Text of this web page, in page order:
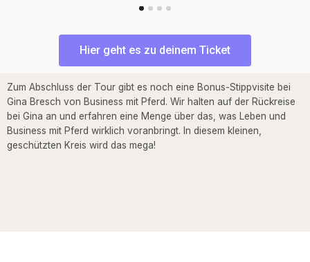
Hier geht es zu deinem Ticket
Zum Abschluss der Tour gibt es noch eine Bonus-Stippvisite bei
Gina Bresch von Business mit Pferd. Wir halten auf der Rückreise
bei Gina an und erfahren eine Menge über das, was Leben und
Business mit Pferd wirklich voranbringt. In diesem kleinen,
geschützten Kreis wird das mega!